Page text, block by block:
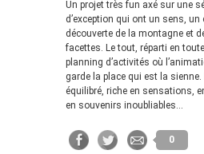
Un projet très fun axé sur une
d’exception qui ont un sens, un
découverte de la montagne et
facettes. Le tout, réparti en
planning d’activités où
garde la place qui est la
équilibré, riche en sensations,
en souvenirs inoubliables…
0